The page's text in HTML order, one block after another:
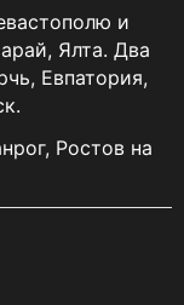
и
Ялта. Два
Евпатория,
Ростов на